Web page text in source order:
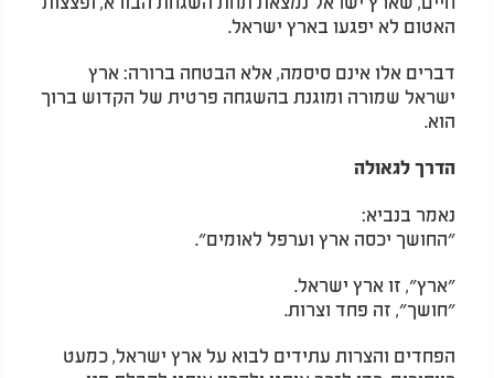
האטום לא יפגעו בארץ ישראל.
דברים אלו אינם סיסמה, אלא הבטחה ברורה: ארץ
ישראל שמורה ומוגנת בהשגחה פרטית של הקדוש ברוך
הוא.
הדרך לגאולה
נאמר בנביא:
״החושך יכסה ארץ וערפל לאומים״.
״ארץ״, זו ארץ ישראל.
״חושך״, זה פחד וצרות.
הפחדים והצרות עתידים לבוא על ארץ ישראל, כמעט